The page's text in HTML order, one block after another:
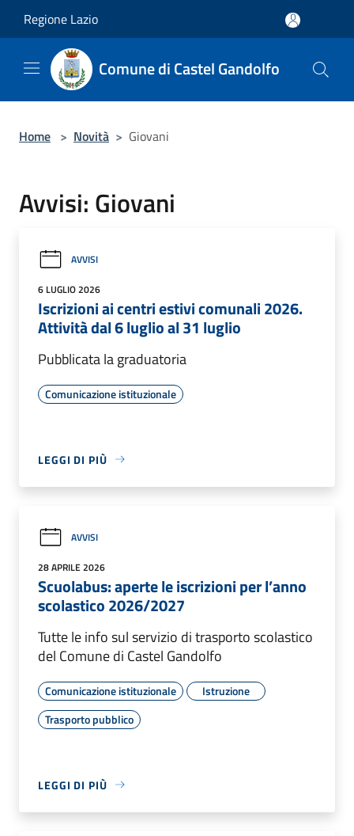
Regione Lazio
Comune di Castel Gandolfo
Home > Novità > Giovani
Avvisi: Giovani
AVVISI
6 LUGLIO 2026
Iscrizioni ai centri estivi comunali 2026.
Attività dal 6 luglio al 31 luglio
Pubblicata la graduatoria
Comunicazione istituzionale
LEGGI DI PIÙ
AVVISI
28 APRILE 2026
Scuolabus: aperte le iscrizioni per l’anno
scolastico 2026/2027
Tutte le info sul servizio di trasporto scolastico
del Comune di Castel Gandolfo
Comunicazione istituzionale
Istruzione
Trasporto pubblico
LEGGI DI PIÙ